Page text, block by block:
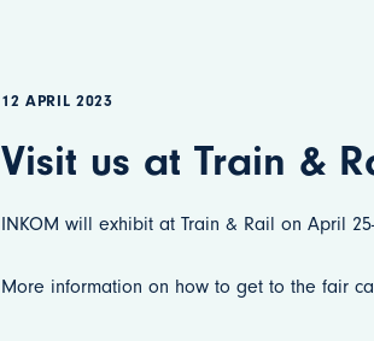
12 APRIL 2023
Visit us at Train &
INKOM will exhibit at Train & Rail on April
More information on how to get to the fair